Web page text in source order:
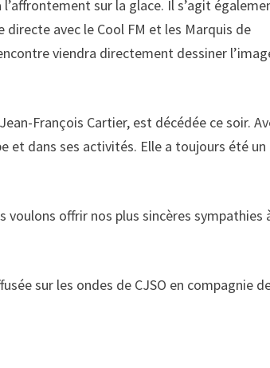
sur la glace. Il s’agit
avec le Cool FM et les Marquis de
viendra directement dessiner
François Cartier, est décédée ce soir.
et dans ses activités. Elle a toujours été un
offrir nos plus sincères sympathies
sur les ondes de CJSO en compagnie